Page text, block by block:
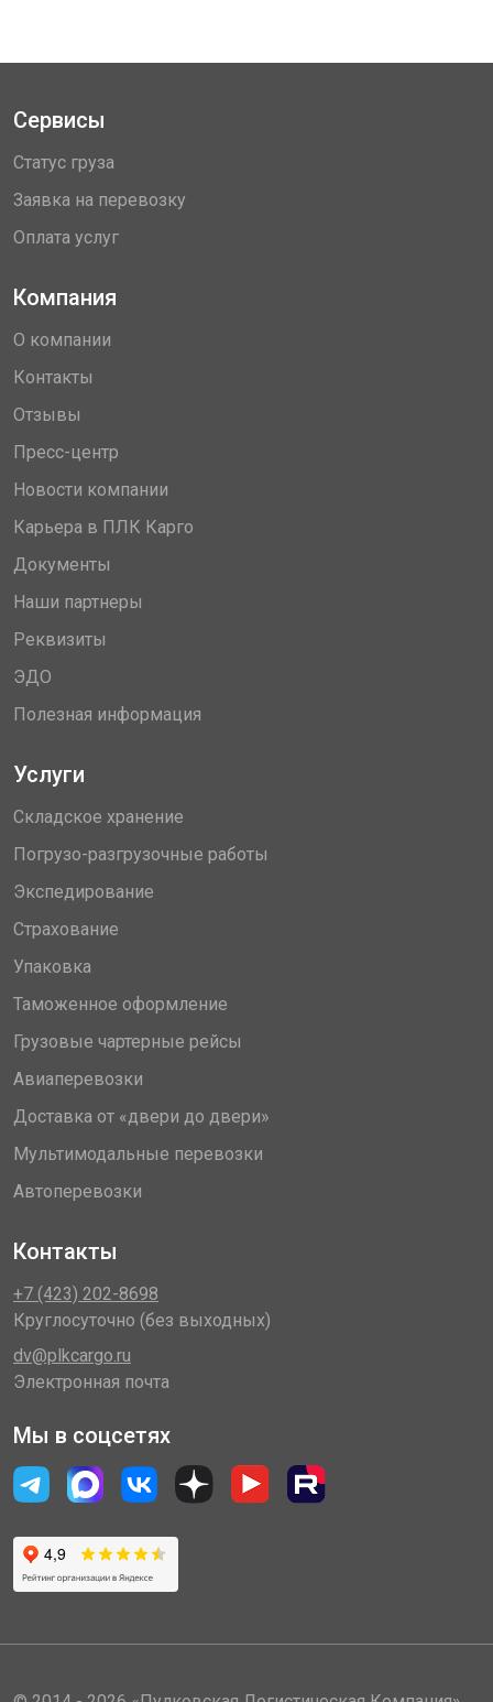
Сервисы
Статус груза
Заявка на перевозку
Оплата услуг
Компания
О компании
Контакты
Отзывы
Пресс-центр
Новости компании
Карьера в ПЛК Карго
Документы
Наши партнеры
Реквизиты
ЭДО
Полезная информация
Услуги
Складское хранение
Погрузо-разгрузочные работы
Экспедирование
Страхование
Упаковка
Таможенное оформление
Грузовые чартерные рейсы
Авиаперевозки
Доставка от «двери до двери»
Мультимодальные перевозки
Автоперевозки
Контакты
+7 (423) 202-8698
Круглосуточно (без выходных)
dv@plkcargo.ru
Электронная почта
Мы в соцсетях